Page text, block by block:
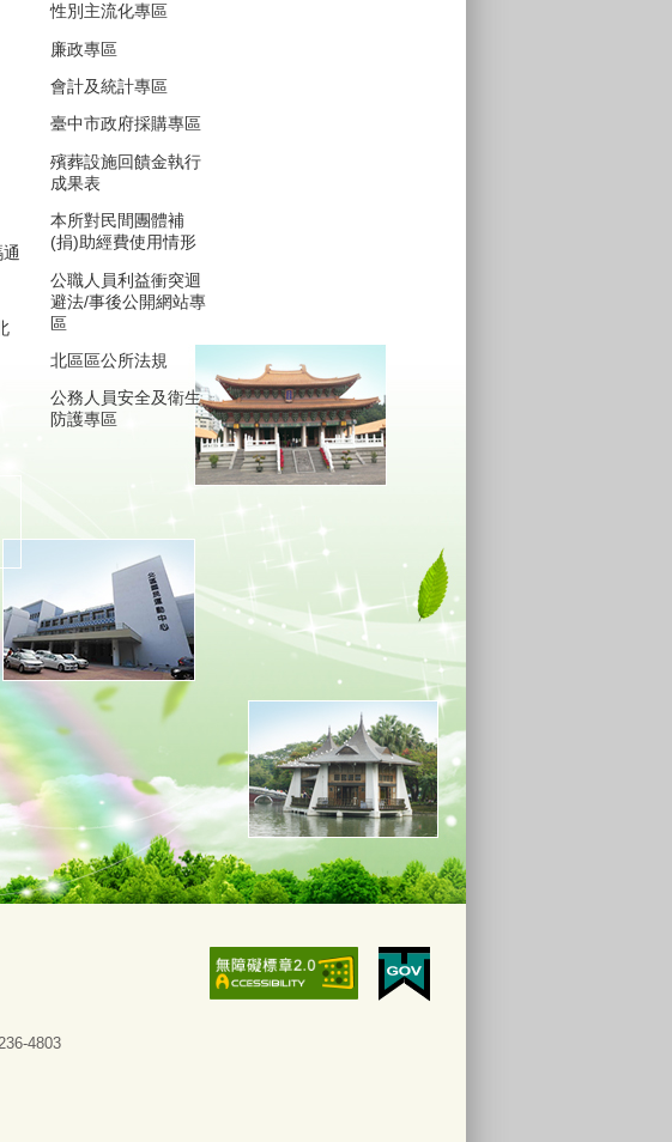
性別主流化專區
廉政專區
會計及統計專區
臺中市政府採購專區
殯葬設施回饋金執行
成果表
本所對民間團體補
(捐)助經費使用情形
公職人員利益衝突迴
避法/事後公開網站專
區
北區區公所法規
公務人員安全及衛生
防護專區
4803